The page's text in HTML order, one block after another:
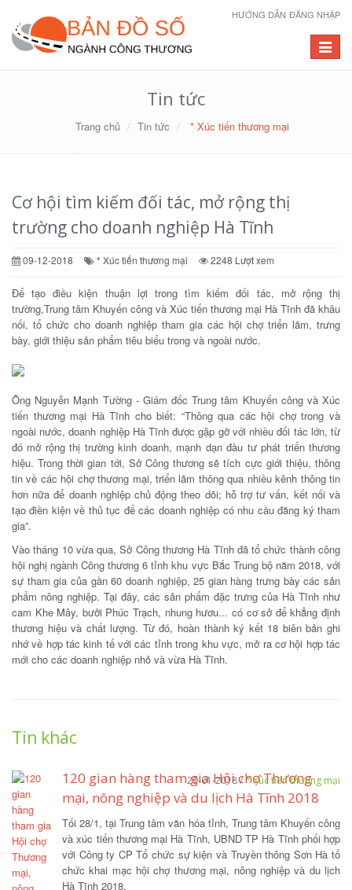
HƯỚNG DẪN ĐĂNG NHẬP
Toggle
Tin tức
Trang chủ Tin tức * Xúc tiến thương mại
Cơ hội tìm kiếm đối tác, mở rộng thị
trường cho doanh nghiệp Hà Tĩnh
09-12-2018 * Xúc tiến thương mại 2248 Lượt xem
Để tạo điều kiện thuận lợi trong tìm kiếm đối tác, mở rộng thị
trường,Trung tâm Khuyến công và Xúc tiến thương mại Hà Tĩnh đã khâu
nối, tổ chức cho doanh nghiệp tham gia các hội chợ triển lãm, trưng
bày, giới thiệu sản phẩm tiêu biểu trong và ngoài nước.
Ông Nguyễn Mạnh Tường - Giám đốc Trung tâm Khuyến công và Xúc
tiến thương mại Hà Tĩnh cho biết: “Thông qua các hội chợ trong và
ngoài nước, doanh nghiệp Hà Tĩnh được gặp gỡ với nhiều đối tác lớn, từ
đó mở rộng thị trường kinh doanh, mạnh dạn đầu tư phát triển thương
hiệu. Trong thời gian tới, Sở Công thương sẽ tích cực giới thiệu, thông
tin về các hội chợ thương mại, triển lãm thông qua nhiều kênh thông tin
hơn nữa để doanh nghiệp chủ động theo dõi; hỗ trợ tư vấn, kết nối và
tạo điền kiện về thủ tục để các doanh nghiệp có nhu cầu đăng ký tham
gia”.
Vào tháng 10 vừa qua, Sở Công thương Hà Tĩnh đã tổ chức thành công
hội nghị ngành Công thương 6 tỉnh khu vực Bắc Trung bộ năm 2018, với
sự tham gia của gần 60 doanh nghiệp, 25 gian hàng trưng bày các sản
phẩm nông nghiệp. Tại đây, các sản phẩm đặc trưng của Hà Tĩnh như
cam Khe Mây, bưởi Phúc Trạch, nhung hươu... có cơ sở để khẳng định
thương hiệu và chất lượng. Từ đó, hoàn thành ký kết 18 biên bản ghi
nhớ về hợp tác kinh tế với các tỉnh trong khu vực, mở ra cơ hội hợp tác
mới cho các doanh nghiệp nhỏ và vừa Hà Tĩnh.
Tin khác
120 gian hàng tham gia Hội chợ Thương
mại, nông nghiệp và du lịch Hà Tĩnh 2018
29-01-2018 /* Xúc tiến thương mại
Tối 28/1, tại Trung tâm văn hóa tỉnh, Trung tâm Khuyến công
và xúc tiến thương mại Hà Tĩnh, UBND TP Hà Tĩnh phối hợp
với Công ty CP Tổ chức sự kiện và Truyền thông Sơn Hà tổ
chức khai mạc hội chợ thương mại, nông nghiệp và du lịch
Hà Tĩnh 2018.